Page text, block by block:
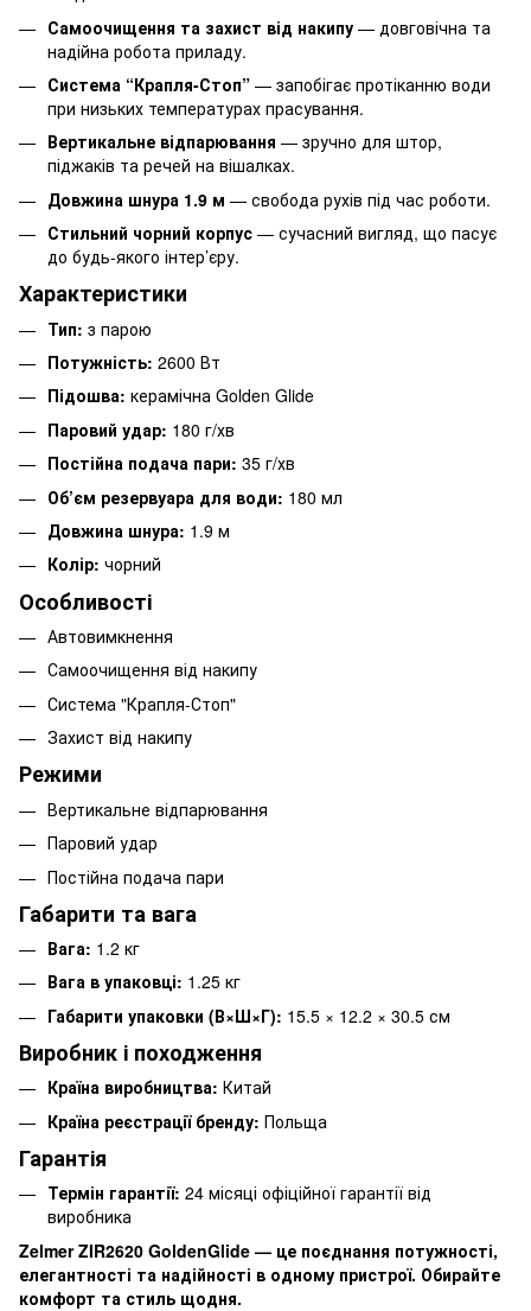
Самоочищення та захист від накипу — довговічна та
надійна робота приладу.
Система “Крапля-Стоп” — запобігає протіканню води
при низьких температурах прасування.
Вертикальне відпарювання — зручно для штор,
піджаків та речей на вішалках.
Довжина шнура 1.9 м — свобода рухів під час роботи.
Стильний чорний корпус — сучасний вигляд, що пасує
до будь-якого інтер’єру.
Характеристики
Тип: з парою
Потужність: 2600 Вт
Підошва: керамічна Golden Glide
Паровий удар: 180 г/хв
Постійна подача пари: 35 г/хв
Об’єм резервуара для води: 180 мл
Довжина шнура: 1.9 м
Колір: чорний
Особливості
Автовимкнення
Самоочищення від накипу
Система "Крапля-Стоп"
Захист від накипу
Режими
Вертикальне відпарювання
Паровий удар
Постійна подача пари
Габарити та вага
Вага: 1.2 кг
Вага в упаковці: 1.25 кг
Габарити упаковки (В×Ш×Г): 15.5 × 12.2 × 30.5 см
Виробник і походження
Країна виробництва: Китай
Країна реєстрації бренду: Польща
Гарантія
Термін гарантії: 24 місяці офіційної гарантії від
виробника
Zelmer ZIR2620 GoldenGlide — це поєднання потужності,
елегантності та надійності в одному пристрої. Обирайте
комфорт та стиль щодня.